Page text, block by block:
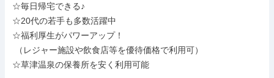
☆毎日帰宅できる♪
☆20代の若手も多数活躍中
☆福利厚生がパワーアップ！
☆草津温泉の保養所を安く利用可能